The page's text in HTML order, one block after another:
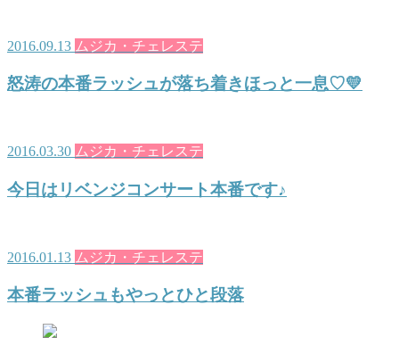
2016.09.13 ムジカ・チェレステ
怒涛の本番ラッシュが落ち着きほっと一息♡💛
2016.03.30 ムジカ・チェレステ
今日はリベンジコンサート本番です♪
2016.01.13 ムジカ・チェレステ
本番ラッシュもやっとひと段落